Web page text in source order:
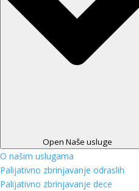
Open Naše usluge
O našim uslugama
Palijativno zbrinjavanje odraslih
Palijativno zbrinjavanje dece